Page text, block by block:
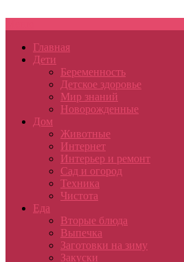
Главная
Дети
Беременность
Детское здоровье
Мир знаний
Новорожденные
Дом
Животные
Интернет
Интерьер и ремонт
Сад и огород
Техника
Чистота
Еда
Вторые блюда
Выпечка
Заготовки на зиму
Закуски